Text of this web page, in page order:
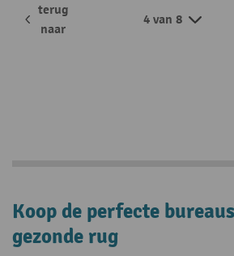
terug
naar
4 van 8
Koop de perfecte
gezonde rug